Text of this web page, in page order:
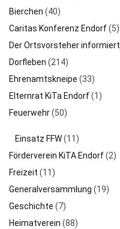
Bierchen (40)
Caritas Konferenz Endorf(5)
Der Ortsvorsteher informiert
Dorfleben (214)
Ehrenamtskneipe (33)
Elternrat KiTa Endorf(1)
Feuerwehr(50)
Einsatz FFW(11)
Förderverein KiTA Endorf(2)
Freizeit (11)
Generalversammlung (19)
Geschichte (7)
Heimatverein (88)